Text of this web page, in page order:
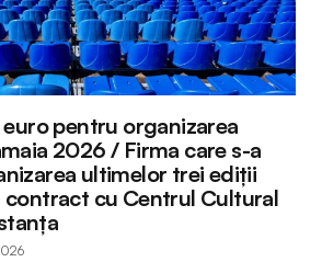
euro pentru organizarea
2026 / Firma care s-a
ultimelor trei ediții
contract cu Centrul Cultural